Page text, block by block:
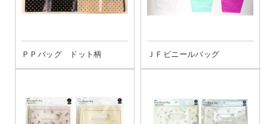
ＰＰバッグ ドット柄 ＪＦビニールバッグ